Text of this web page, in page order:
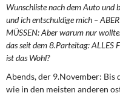
Wunschliste nach dem Auto und
und ich entschuldige mich –
MÜSSEN: Aber warum nur
das seit dem 8.Parteitag: ALLES
ist das Wohl?
Abends, der 9.November: Bis
wie in den meisten anderen